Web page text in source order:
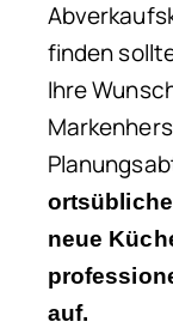
finden
Ihre
neue
auf.